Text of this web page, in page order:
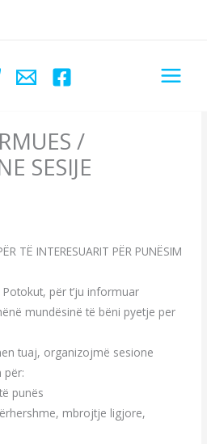
/
SESIJE
TË INTERESUARIT PËR PUNËSIM
për t’ju informuar
mundësinë të bëni pyetje per
tuaj, organizojmë sesione
për:
punës
mbrojtje ligjore,